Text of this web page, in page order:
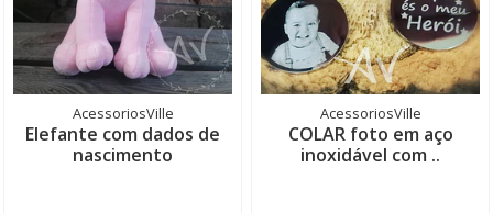
AcessoriosVille
Elefante com dados de
nascimento
AcessoriosVille
COLAR foto em aço
inoxidável com ..